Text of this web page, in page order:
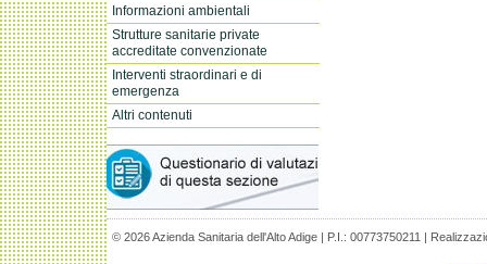
Informazioni ambientali
Strutture sanitarie private
accreditate convenzionate
Interventi straordinari e di
emergenza
Altri contenuti
© 2026 Azienda Sanitaria dell'Alto Adige | P.I.: 00773750211 |